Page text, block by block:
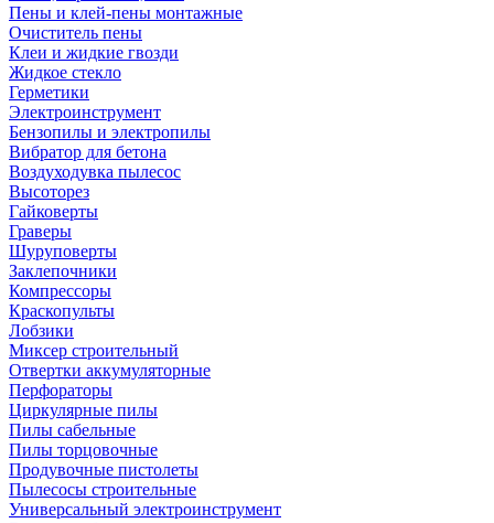
Пены и клей-пены монтажные
Очиститель пены
Клеи и жидкие гвозди
Жидкое стекло
Герметики
Электроинструмент
Бензопилы и электропилы
Вибратор для бетона
Воздуходувка пылесос
Высоторез
Гайковерты
Граверы
Шуруповерты
Заклепочники
Компрессоры
Краскопульты
Лобзики
Миксер строительный
Отвертки аккумуляторные
Перфораторы
Циркулярные пилы
Пилы сабельные
Пилы торцовочные
Продувочные пистолеты
Пылесосы строительные
Универсальный электроинструмент